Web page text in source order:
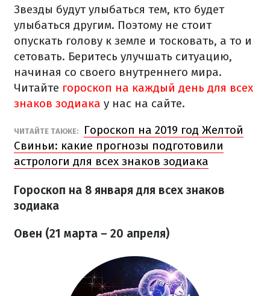
Звезды будут улыбаться тем, кто будет
улыбаться другим. Поэтому не стоит
опускать голову к земле и тосковать, а то и
сетовать. Беритесь улучшать ситуацию,
начиная со своего внутреннего мира.
Читайте гороскоп на каждый день для всех
знаков зодиака у нас на сайте.
ЧИТАЙТЕ ТАКЖЕ:
Гороскоп на 2019 год Желтой
Свиньи: какие прогнозы подготовили
астрологи для всех знаков зодиака
Гороскоп на 8 января для всех знаков
зодиака
Овен (21 марта – 20 апреля)